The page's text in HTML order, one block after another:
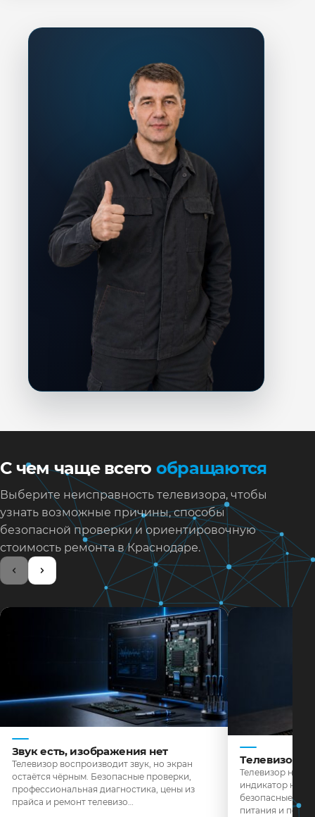
С чем чаще всего обращаются
Выберите неисправность телевизора, чтобы
узнать возможные причины, способы
безопасной проверки и ориентировочную
стоимость ремонта в Краснодаре.
Звук есть, изображения нет
Телевизор воспроизводит звук, но экран
остаётся чёрным. Безопасные проверки,
профессиональная диагностика, цены из
прайса и ремонт телевизо…
Телевизор
Телевизор не
индикатор не
безопасные
питания и